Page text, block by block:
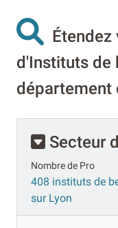
Étendez
d'Instituts de
département
Secteur
Nombre de Pro
408 instituts de
sur Lyon